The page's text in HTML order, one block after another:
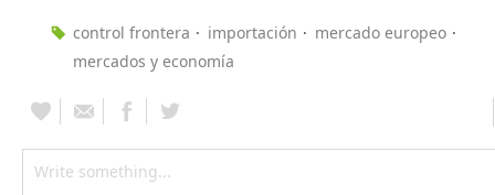
control frontera importación
mercado europeo
mercados y economía